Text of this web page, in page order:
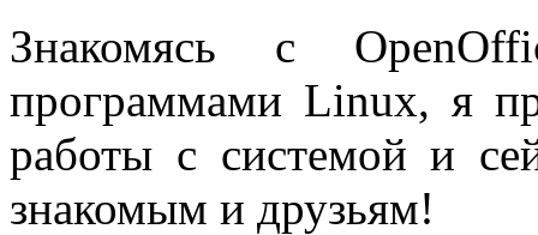
Знакомясь с
программами Linux, я
работы с системой и
знакомым и друзьям!